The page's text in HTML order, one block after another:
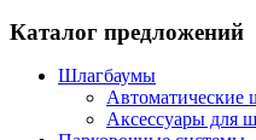
Каталог предложений
Шлагбаумы
Автоматические
Аксессуары для